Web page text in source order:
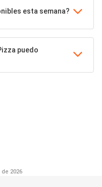
esta semana?
puedo
2026